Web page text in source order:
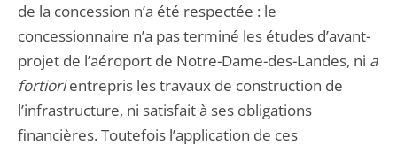
de la concession n’a été respectée : le
concessionnaire n’a pas terminé les études d’avant-
projet de l’aéroport de Notre-Dame-des-Landes, ni a
fortiorientrepris les travaux de construction de
l’infrastructure, ni satisfait à ses obligations
financières. Toutefois l’application de ces